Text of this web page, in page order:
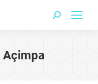
Search:
Açimpa